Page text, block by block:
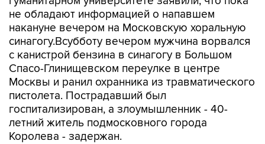
не обладают информацией о напавшем
накануне вечером на Московскую хоральную
синагогу.Всубботу вечером мужчина ворвался
с канистрой бензина в синагогу в Большом
Спасо-Глинищевском переулке в центре
Москвы и ранил охранника из травматического
пистолета. Пострадавший был
госпитализирован, а злоумышленник - 40-
летний житель подмосковного города
Королева - задержан.